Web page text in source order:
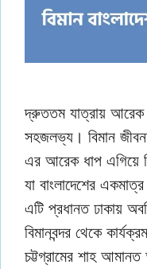
দ্রুততম যাত্রায় আরেক
সহজলভ্য। বিমান
এর আরেক ধাপ এগিয়ে
যা বাংলাদেশের
এটি প্রধানত ঢাকায়
বিমানবন্দর থেকে
চট্টগ্রামের শাহ আমানত